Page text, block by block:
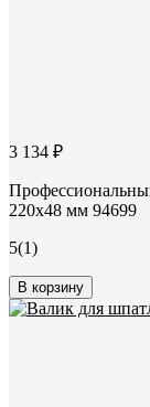
3 134 ₽
220x48 мм 94699
5(1)
В корзину